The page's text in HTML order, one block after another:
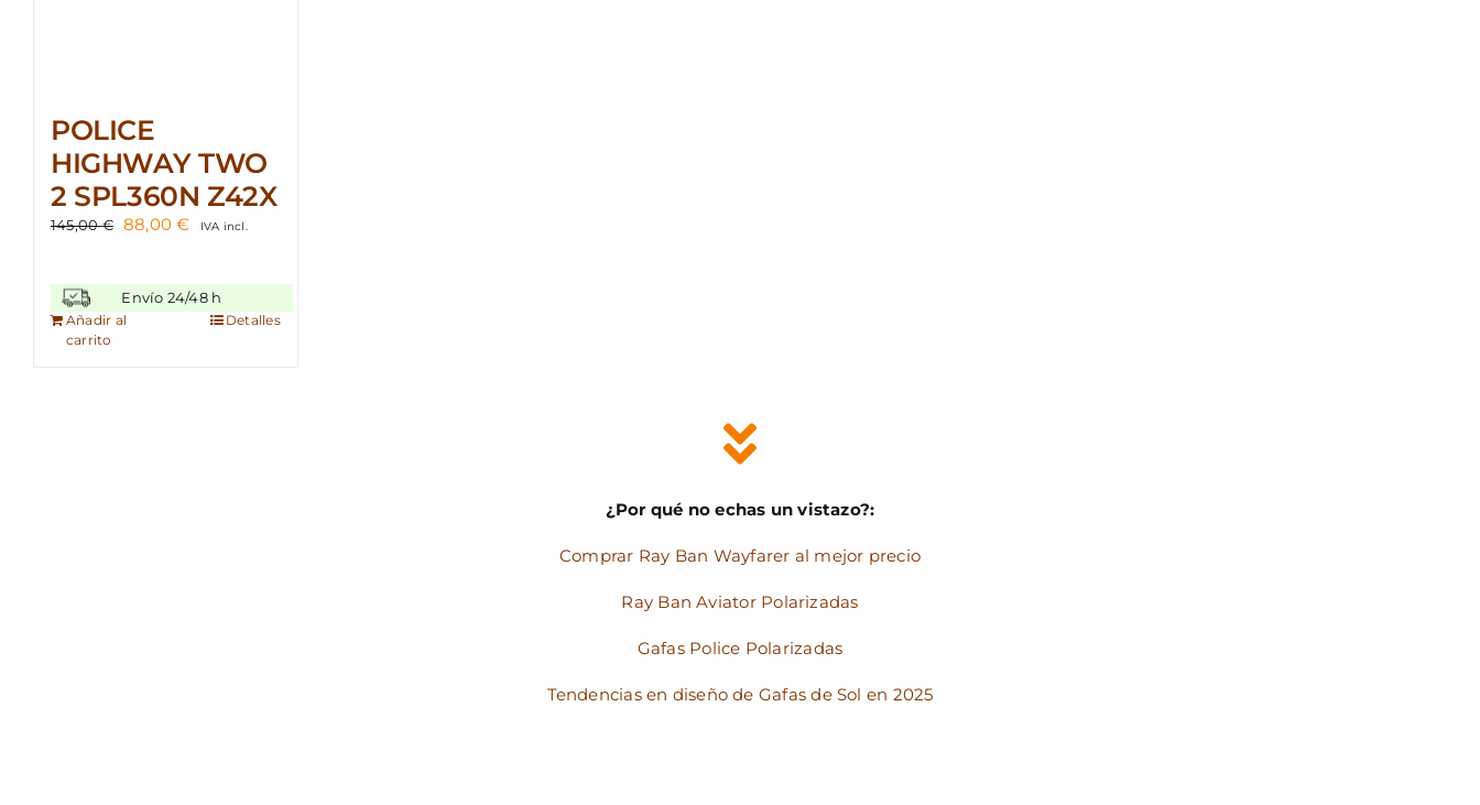
POLICE
HIGHWAY TWO
2 SPL360N Z42X
145,00€ El
era:
145,00 €.
88,00€El
es:
88,00 €.
IVA incl.
Envío 24/48 h
Añadir al
carrito
Detalles
¿Por qué no echas un vistazo?:
Comprar Ray Ban Wayfarer al mejor precio
Ray Ban Aviator Polarizadas
Gafas Police Polarizadas
Tendencias en diseño de Gafas de Sol en 2025